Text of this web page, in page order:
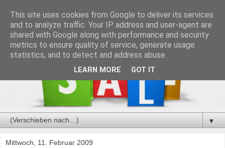
▼
Mittwoch, 11. Februar 2009
This site uses cookies from Google to deliver its services
and to analyze traffic. Your IP address and user-agent are
shared with Google along with performance and security
metrics to ensure quality of service, generate usage
statistics, and to detect and address abuse.
LEARN MORE GOT IT